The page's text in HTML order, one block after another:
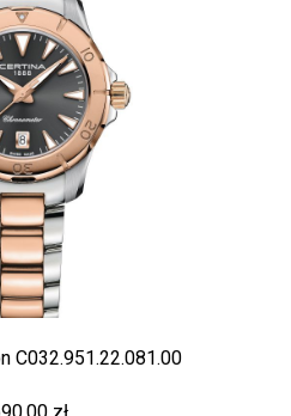
C032.951.22.081.00